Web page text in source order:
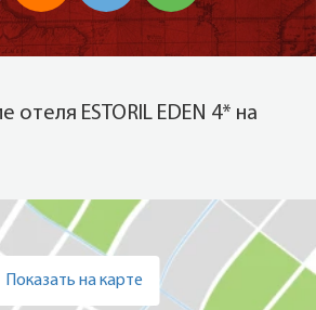
отеля ESTORIL EDEN 4* на
Показать на карте